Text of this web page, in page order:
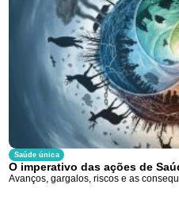
Saúde única
O imperativo das ações de
Avanços, gargalos, riscos e as